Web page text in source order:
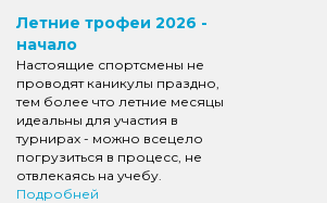
Летние трофеи 2026 -
начало
Настоящие спортсмены не
проводят каникулы праздно,
тем более что летние месяцы
идеальны для участия в
турнирах - можно всецело
погрузиться в процесс, не
отвлекаясь на учебу.
Подробней